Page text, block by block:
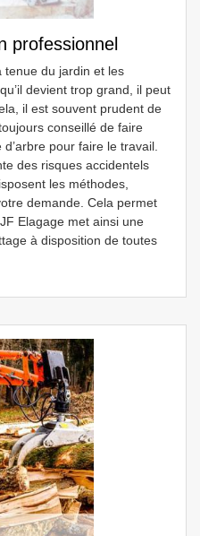
professionnel
tenue du jardin et les
devient trop grand, il peut
il est souvent prudent de
conseillé de faire
pour faire le travail.
des risques accidentels
les méthodes,
demande. Cela permet
Elagage met ainsi une
à disposition de toutes